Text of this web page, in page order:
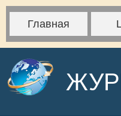
Главная